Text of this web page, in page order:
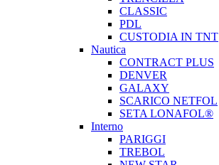
CLASSIC
PDL
CUSTODIA IN TNT
Nautica
CONTRACT PLUS
DENVER
GALAXY
SCARICO NETFOL
SETA LONAFOL®
Interno
PARIGGI
TREBOL